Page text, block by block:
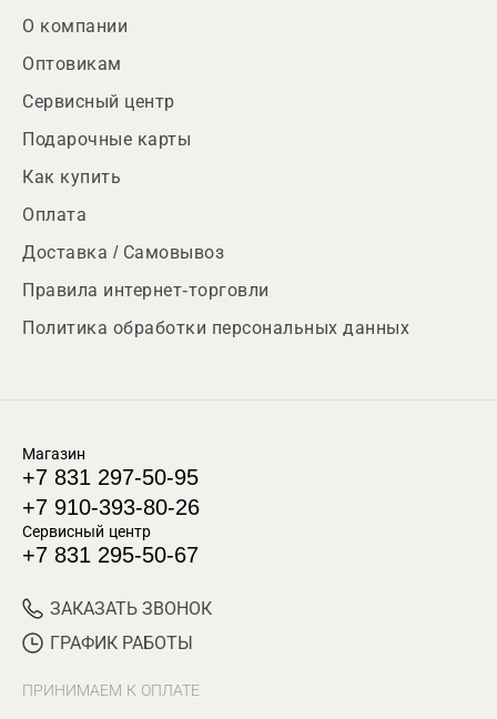
О компании
Оптовикам
Сервисный центр
Подарочные карты
Как купить
Оплата
Доставка / Самовывоз
Правила интернет-торговли
Политика обработки персональных данных
Магазин
+7 831 297-50-95
+7 910-393-80-26
Сервисный центр
+7 831 295-50-67
ЗАКАЗАТЬ ЗВОНОК
ГРАФИК РАБОТЫ
ПРИНИМАЕМ К ОПЛАТЕ